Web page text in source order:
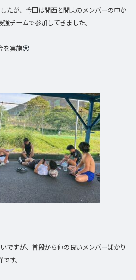
たが、今回は関西と関東のメンバーの中か
チームで参加してきました。
を実施
ですが、普段から仲の良いメンバーばかり
す。